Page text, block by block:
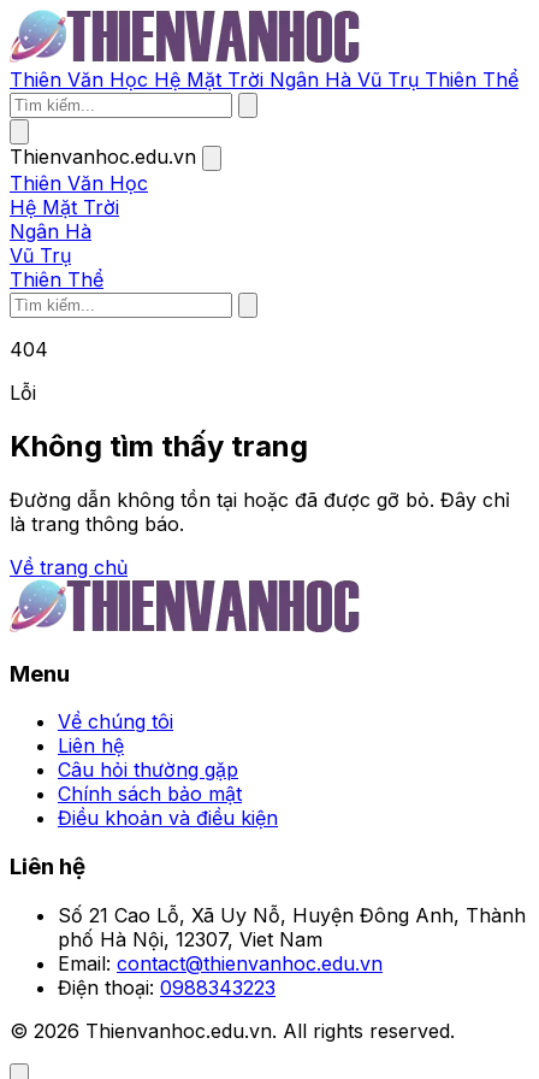
Thiên Văn Học Hệ Mặt Trời Ngân Hà Vũ Trụ Thiên Thể
Thienvanhoc.edu.vn
Thiên Văn Học
Hệ Mặt Trời
Ngân Hà
Vũ Trụ
Thiên Thể
404
Lỗi
Không tìm thấy trang
Đường dẫn không tồn tại hoặc đã được gỡ bỏ. Đây chỉ
là trang thông báo.
Về trang chủ
Trang chủ
Kèo Tài Xỉu bong88 –
Cách chơi để chiến thắng
dễ dàng
•
Menu
Về chúng tôi
Liên hệ
Câu hỏi thường gặp
Chính sách bảo mật
Điều khoản và điều kiện
Liên hệ
Số 21 Cao Lỗ, Xã Uy Nỗ, Huyện Đông Anh, Thành
phố Hà Nội, 12307, Viet Nam
Email: contact@thienvanhoc.edu.vn
Điện thoại: 0988343223
© 2026 Thienvanhoc.edu.vn. All rights reserved.